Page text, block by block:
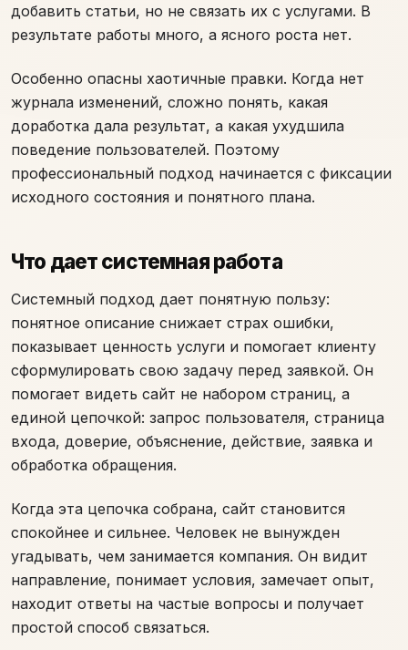
добавить статьи, но не связать их с услугами. В
результате работы много, а ясного роста нет.
Особенно опасны хаотичные правки. Когда нет
журнала изменений, сложно понять, какая
доработка дала результат, а какая ухудшила
поведение пользователей. Поэтому
профессиональный подход начинается с фиксации
исходного состояния и понятного плана.
Что дает системная работа
Системный подход дает понятную пользу:
понятное описание снижает страх ошибки,
показывает ценность услуги и помогает клиенту
сформулировать свою задачу перед заявкой. Он
помогает видеть сайт не набором страниц, а
единой цепочкой: запрос пользователя, страница
входа, доверие, объяснение, действие, заявка и
обработка обращения.
Когда эта цепочка собрана, сайт становится
спокойнее и сильнее. Человек не вынужден
угадывать, чем занимается компания. Он видит
направление, понимает условия, замечает опыт,
находит ответы на частые вопросы и получает
простой способ связаться.